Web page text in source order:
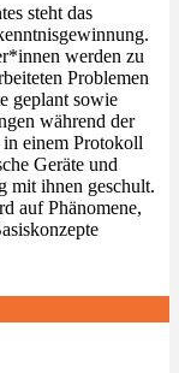
steht das
werden zu
Problemen
geplant sowie
während der
einem Protokoll
Geräte und
mit ihnen geschult.
auf Phänomene,